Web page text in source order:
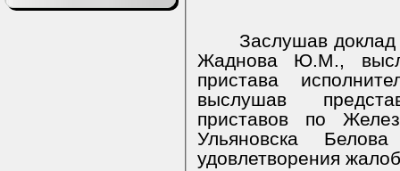
Заслушав
Жаднова Ю.М.,
пристава
выслушав
приставов по
Ульяновска
удовлетворения